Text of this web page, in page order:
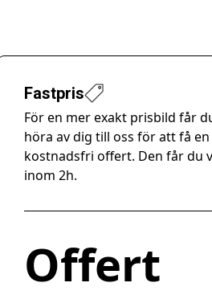
Fastpris
För en mer exakt prisbild får
höra av dig till oss för att få en
kostnadsfri offert. Den får du
inom 2h.
Offert